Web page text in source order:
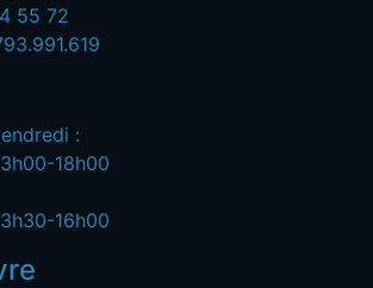
55 72
:
18h00
16h00